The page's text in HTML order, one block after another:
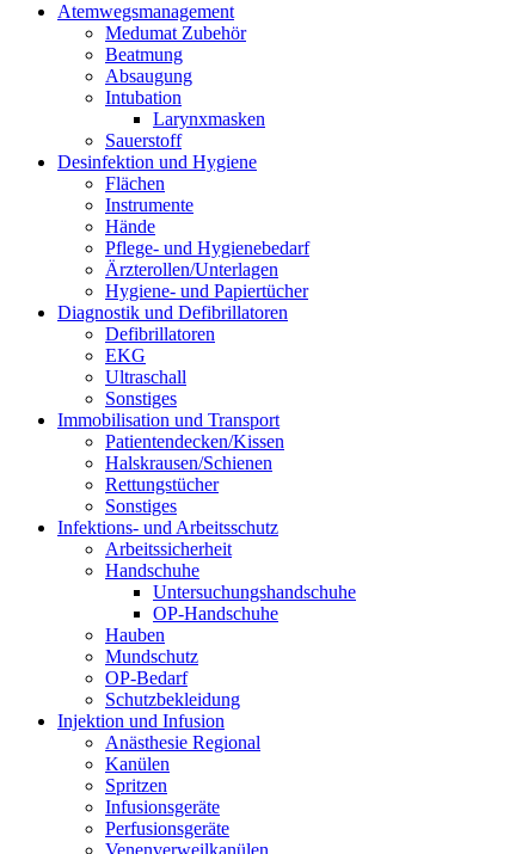
Atemwegsmanagement
Medumat Zubehör
Beatmung
Absaugung
Intubation
Larynxmasken
Sauerstoff
Desinfektion und Hygiene
Flächen
Instrumente
Hände
Pflege- und Hygienebedarf
Ärzterollen/Unterlagen
Hygiene- und Papiertücher
Diagnostik und Defibrillatoren
Defibrillatoren
EKG
Ultraschall
Sonstiges
Immobilisation und Transport
Patientendecken/Kissen
Halskrausen/Schienen
Rettungstücher
Sonstiges
Infektions- und Arbeitsschutz
Arbeitssicherheit
Handschuhe
Untersuchungshandschuhe
OP-Handschuhe
Hauben
Mundschutz
OP-Bedarf
Schutzbekleidung
Injektion und Infusion
Anästhesie Regional
Kanülen
Spritzen
Infusionsgeräte
Perfusionsgeräte
Venenverweilkanülen